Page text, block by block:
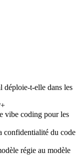
t-elle dans les
+
vibe coding pour les
confidentialité du code
régie au modèle